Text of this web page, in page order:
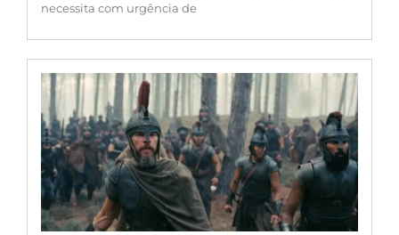
necessita com urgência de